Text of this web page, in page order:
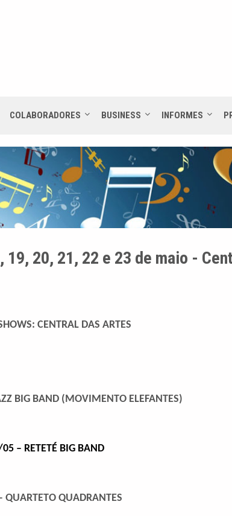
COLABORADORES BUSINESS INFORMES
20, 21, 22 e 23 de maio -
CENTRAL DAS ARTES
BIG BAND(MOVIMENTO ELEFANTES)
– RETETÉ BIG BAND
QUADRANTES